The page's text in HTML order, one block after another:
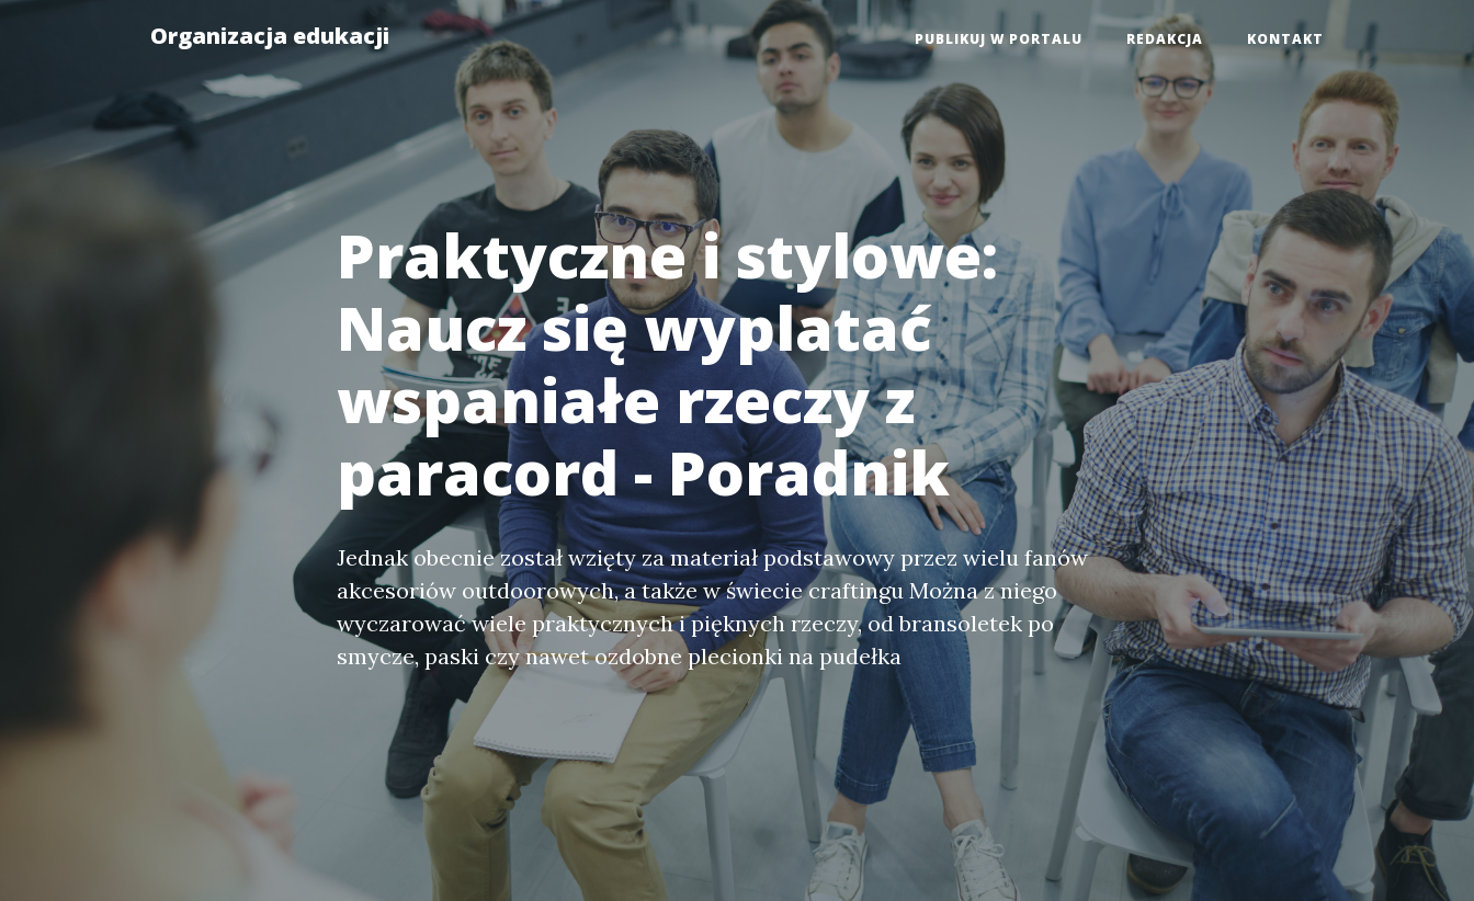
Organizacja edukacji PUBLIKUJ W PORTALU REDAKCJA KONTAKT
Praktyczne i stylowe:
Naucz się wyplatać
wspaniałe rzeczy z
paracord - Poradnik
Jednak obecnie został wzięty za materiał podstawowy przez wielu fanów
akcesoriów outdoorowych, a także w świecie craftingu Można z niego
wyczarować wiele praktycznych i pięknych rzeczy, od bransoletek po
smycze, paski czy nawet ozdobne plecionki na pudełka